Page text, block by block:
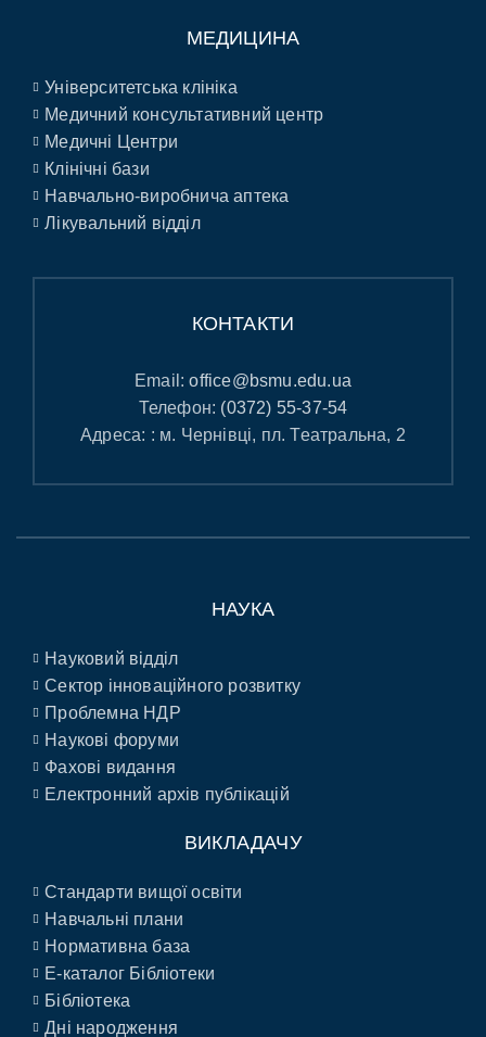
МЕДИЦИНА
Університетська клініка
Медичний консультативний центр
Медичні Центри
Клінічні бази
Навчально-виробнича аптека
Лікувальний відділ
КОНТАКТИ
Email:office@bsmu.edu.ua
Телефон: (0372) 55-37-54
Адреса: : м. Чернівці, пл. Театральна, 2
НАУКА
Науковий відділ
Сектор інноваційного розвитку
Проблемна НДР
Наукові форуми
Фахові видання
Електронний архів публікацій
ВИКЛАДАЧУ
Стандарти вищої освіти
Навчальні плани
Нормативна база
E-каталог Бібліотеки
Бібліотека
Дні народження